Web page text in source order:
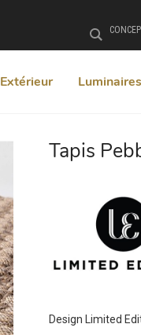
Extérieur Luminaires
Rechercher
Tapis
Design Limited